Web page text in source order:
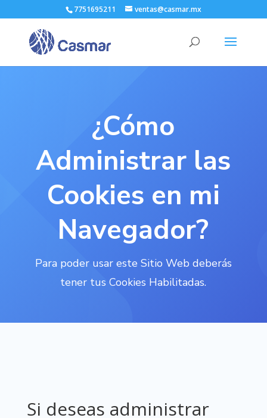
7751695211 ventas@casmar.mx
¿Cómo
Administrar las
Cookies en mi
Navegador?
Para poder usar este Sitio Web deberás
tener tus Cookies Habilitadas.
Si deseas administrar